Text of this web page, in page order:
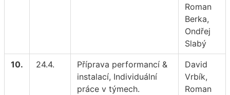
Roman
Berka,
Ondřej
Slabý
10. 24.4.
Příprava performancí &
instalací, Individuální
práce v týmech.
David
Vrbík,
Roman